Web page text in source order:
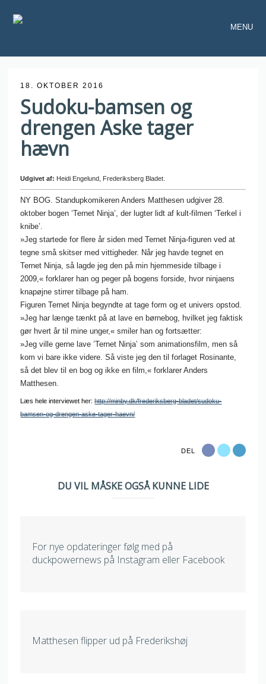
MENU
18. OKTOBER 2016
Sudoku-bamsen og
drengen Aske tager
hævn
Udgivet af: Heidi Engelund, Frederiksberg Bladet.
NY BOG. Standupkomikeren Anders Matthesen udgiver 28.
oktober bogen ‘Ternet Ninja’, der lugter lidt af kult-filmen ‘Terkel i
knibe’.
»Jeg startede for flere år siden med Ternet Ninja-figuren ved at
tegne små skitser med vittigheder. Når jeg havde tegnet en
Ternet Ninja, så lagde jeg den på min hjemmeside tilbage i
2009,« forklarer han og peger på bogens forside, hvor ninjaens
knapøjne stirrer tilbage på ham.
Figuren Ternet Ninja begyndte at tage form og et univers opstod.
»Jeg har længe tænkt på at lave en børnebog, hvilket jeg faktisk
gør hvert år til mine unger,« smiler han og fortsætter:
»Jeg ville gerne lave ’Ternet Ninja’ som animationsfilm, men så
kom vi bare ikke videre. Så viste jeg den til forlaget Rosinante,
så det blev til en bog og ikke en film,« forklarer Anders
Matthesen.
Læs hele interviewet her:http://minby.dk/frederiksberg-bladet/sudoku-
bamsen-og-drengen-aske-tager-haevn/
DEL
DU VIL MÅSKE OGSÅ KUNNE LIDE
For nye opdateringer følg med på
duckpowernews på Instagram eller Facebook
Matthesen flipper ud på Frederikshøj